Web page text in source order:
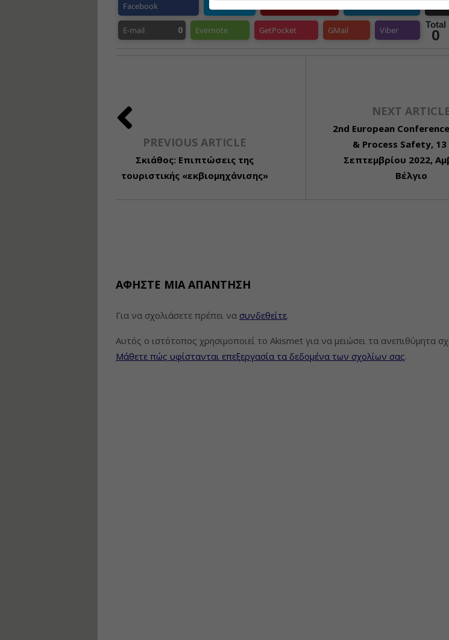
Facebook Twitter
E-mail 0 Evernote GetPocket GMail Viber
Total
0
PREVIOUS ARTICLE
Σκιάθος: Επιπτώσεις της
τουριστικής «εκβιομηχάνισης»
NEXT ARTICLE
2nd European
& Process Safety, 13
Σεπτεμβρίου 2022,
Βέλγιο
ΑΦΉΣΤΕ ΜΙΑ ΑΠΆΝΤΗΣΗ
Για να σχολιάσετε πρέπει να συνδεθείτε.
Αυτός ο ιστότοπος χρησιμοποιεί το Akismet για να μειώσει τα ανεπιθύμητα
Μάθετε πώς υφίστανται επεξεργασία τα δεδομένα των σχολίων σας.